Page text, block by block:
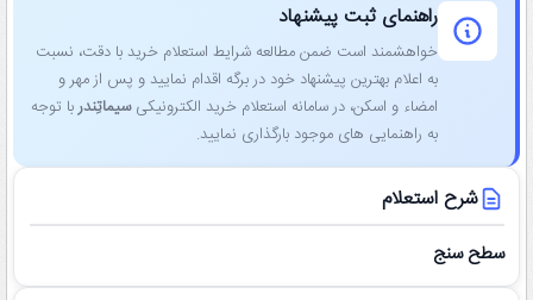
راهنمای ثبت پیشنهاد
خواهشمند است ضمن مطالعه شرایط استعلام خرید با دقت، نسبت
به اعلام بهترین پیشنهاد خود در برگه اقدام نمایید و پس از مهر و
امضاء و اسکن، در سامانه استعلام خرید الکترونیکیسیماتِندربا توجه
به راهنمایی ‌های موجود بارگذاری نمایید.
شرح استعلام
سطح سنج